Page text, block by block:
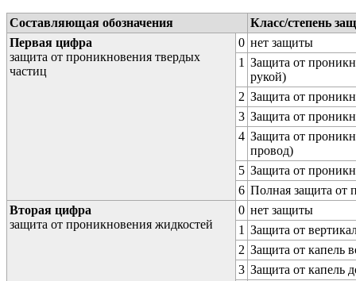
Составляющая обозначения
Класс/степень
Первая цифра
защита от проникновения твердых
частиц
0 нет защиты
1 Защита от
рукой)
2 Защита от
3 Защита от
4 Защита от
провод)
5 Защита от
6 Полная защита от
Вторая цифра
защита от проникновения жидкостей
0 нет защиты
1 Защита от
2 Защита от капель
3 Защита от капель